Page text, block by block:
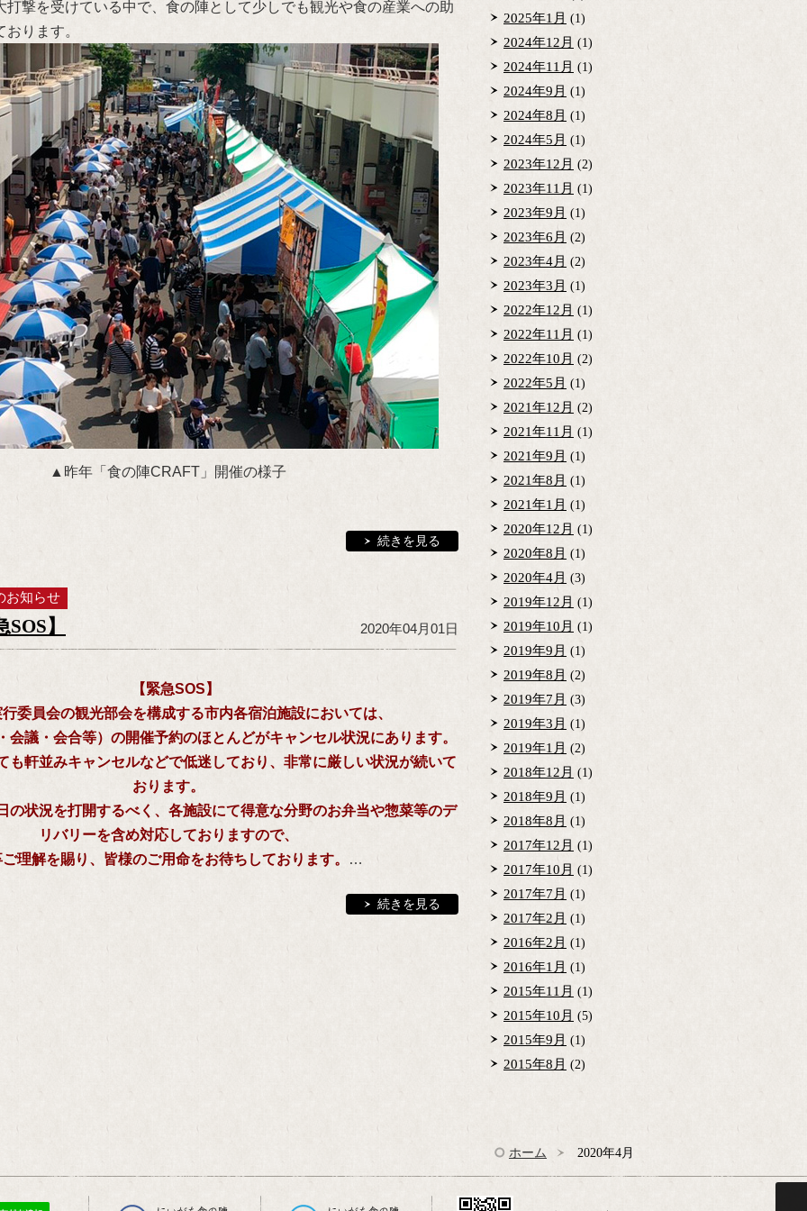
打撃を受けている中で、食の陣として少しでも観光や食の産業への助
ります。
▲昨年「食の陣CRAFT」開催の様子
続きを見る
お知らせ
2020年04月01日
】
【緊急SOS】
委員会の観光部会を構成する市内各宿泊施設においては、
会議・会合等）の開催予約のほとんどがキャンセル状況にあります。
も軒並みキャンセルなどで低迷しており、非常に厳しい状況が続いて
おります。
の状況を打開するべく、各施設にて得意な分野のお弁当や惣菜等のデ
リバリーを含め対応しておりますので、
理解を賜り、皆様のご用命をお待ちしております。
…
続きを見る
2025年1月 (1)
2024年12月 (1)
2024年11月 (1)
2024年9月 (1)
2024年8月 (1)
2024年5月 (1)
2023年12月 (2)
2023年11月 (1)
2023年9月 (1)
2023年6月 (2)
2023年4月 (2)
2023年3月 (1)
2022年12月 (1)
2022年11月 (1)
2022年10月 (2)
2022年5月 (1)
2021年12月 (2)
2021年11月 (1)
2021年9月 (1)
2021年8月 (1)
2021年1月 (1)
2020年12月 (1)
2020年8月 (1)
2020年4月 (3)
2019年12月 (1)
2019年10月 (1)
2019年9月 (1)
2019年8月 (2)
2019年7月 (3)
2019年3月 (1)
2019年1月 (2)
2018年12月 (1)
2018年9月 (1)
2018年8月 (1)
2017年12月 (1)
2017年10月 (1)
2017年7月 (1)
2017年2月 (1)
2016年2月 (1)
2016年1月 (1)
2015年11月 (1)
2015年10月 (5)
2015年9月 (1)
2015年8月 (2)
ホーム 2020年4月